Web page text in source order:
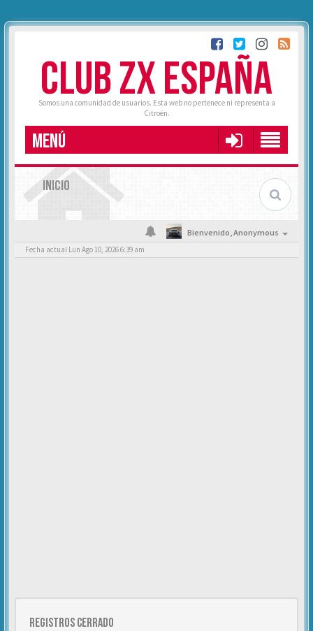
CLUB ZX ESPAÑA
Somos una comunidad de usuarios. Esta web no pertenece ni representa a
Citroën.
MENÚ
INICIO
Bienvenido,Anonymous
Fecha actual Lun Ago 10, 2026 6:39 am
Registros cerrado